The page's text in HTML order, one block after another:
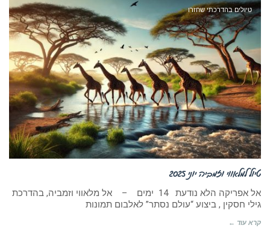
טיולים בהדרכתי שחזרו
טיול למלאווי וזמביה יוני 2025
אל אפריקה הלא נודעת 14 ימים – אל מלאווי וזמביה, בהדרכת
גילי חסקין , ביצוע “עולם נסתר” לאלבום תמונות
קרא עוד ←